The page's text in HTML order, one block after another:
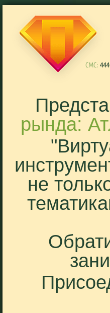
рында:
не